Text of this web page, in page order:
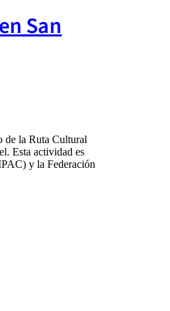
San
de la Ruta Cultural
Esta actividad es
y la Federación